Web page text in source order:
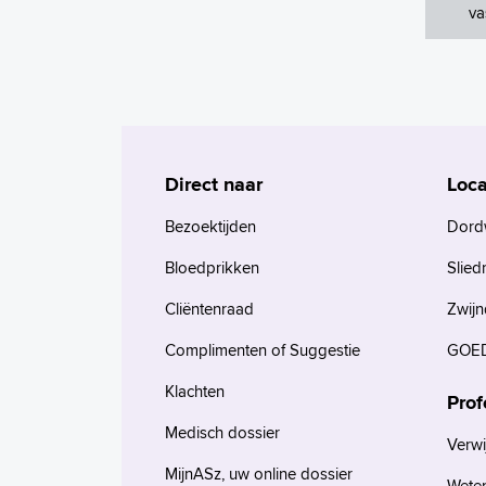
Direct naar
Bezoektijden
Bloedprikken
Cliëntenraad
Complimenten of Suggestie
Klachten
Medisch dossier
MijnASz, uw online dossier